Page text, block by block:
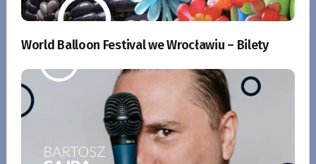
World Balloon Festival we Wrocławiu – Bilety